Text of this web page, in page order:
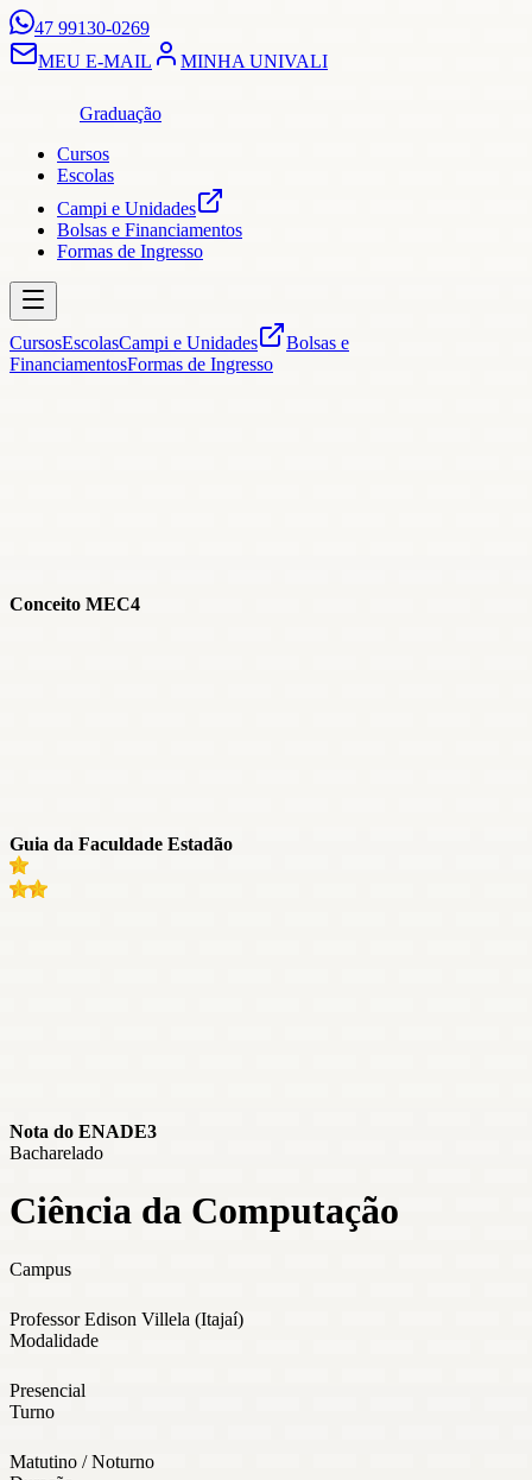
47 99130-0269
MEU E-MAIL
MINHA UNIVALI
Graduação
Cursos
Escolas
Campi e Unidades
Bolsas e Financiamentos
Formas de Ingresso
CursosEscolasCampi e Unidades
Bolsas e
FinanciamentosFormas de Ingresso
Conceito MEC4
Guia da Faculdade Estadão
Nota do ENADE3
Bacharelado
Ciência da Computação
Campus
Professor Edison Villela (Itajaí)
Modalidade
Presencial
Turno
Matutino / Noturno